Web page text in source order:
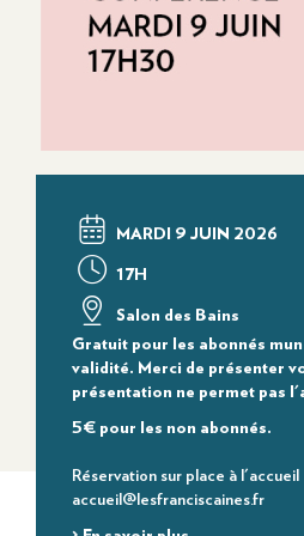
MARDI 9 JUIN 2026
17H
Salon des Bains
Gratuit pour les abonnés
validité. Merci de présenter
présentation ne permet pas
5€ pour les non abonnés.
Réservation sur place à
accueil@lesfranciscaines.fr